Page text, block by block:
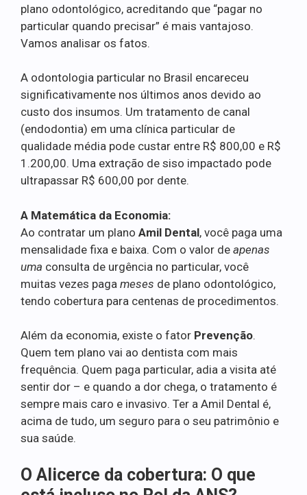
plano odontológico, acreditando que “pagar no
particular quando precisar” é mais vantajoso.
Vamos analisar os fatos.
A odontologia particular no Brasil encareceu
significativamente nos últimos anos devido ao
custo dos insumos. Um tratamento de canal
(endodontia) em uma clínica particular de
qualidade média pode custar entre R$ 800,00 e R$
1.200,00. Uma extração de siso impactado pode
ultrapassar R$ 600,00 por dente.
A Matemática da Economia:
Ao contratar um plano Amil Dental, você paga uma
mensalidade fixa e baixa. Com o valor de apenas
uma consulta de urgência no particular, você
muitas vezes paga meses de plano odontológico,
tendo cobertura para centenas de procedimentos.
Além da economia, existe o fator Prevenção.
Quem tem plano vai ao dentista com mais
frequência. Quem paga particular, adia a visita até
sentir dor – e quando a dor chega, o tratamento é
sempre mais caro e invasivo. Ter a Amil Dental é,
acima de tudo, um seguro para o seu patrimônio e
sua saúde.
O Alicerce da cobertura: O que